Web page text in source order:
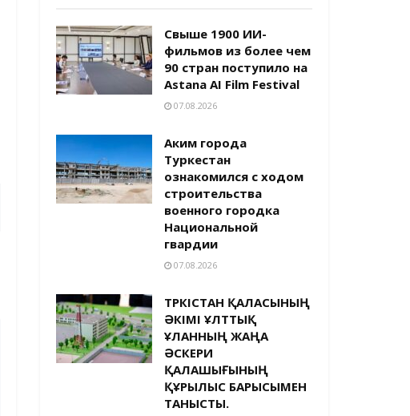
Свыше 1900 ИИ-
фильмов из более чем
90 стран поступило на
Astana AI Film Festival
07.08.2026
Аким города
Туркестан
ознакомился с ходом
строительства
военного городка
Национальной
гвардии
07.08.2026
ТҮРКІСТАН ҚАЛАСЫНЫҢ
ӘКІМІ ҰЛТТЫҚ
ҰЛАННЫҢ ЖАҢА
ӘСКЕРИ
ҚАЛАШЫҒЫНЫҢ
ҚҰРЫЛЫС БАРЫСЫМЕН
ТАНЫСТЫ.